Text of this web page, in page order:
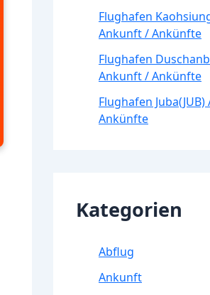
Flughafen
Ankunft / Ankünfte
Flughafen
Ankunft / Ankünfte
Flughafen
Ankünfte
Kategorien
Abflug
Ankunft